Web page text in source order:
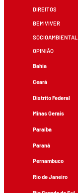
DIREITOS
BEM VIVER
SOCIOAMBIENTAL
OPINIÃO
Bahia
Ceará
Distrito Federal
Minas Gerais
Paraíba
Paraná
Pernambuco
Rio de Janeiro